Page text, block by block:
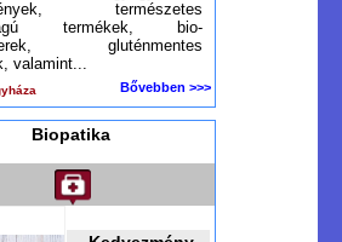
természetes
termékek, bio-
gluténmentes
valamint...
Bővebben >>>
Biopatika